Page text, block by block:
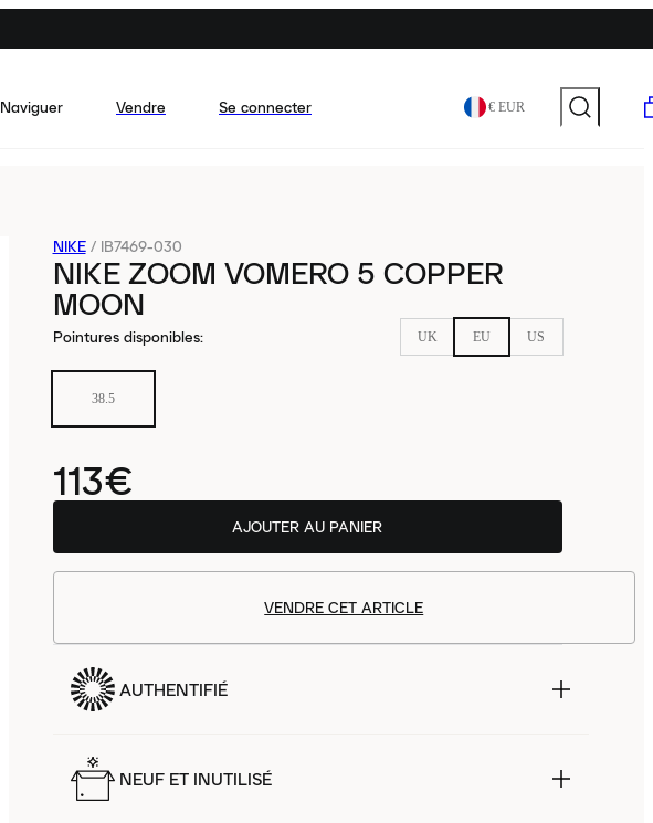
Naviguer Vendre Se connecter € EUR
NIKE / IB7469-030
NIKE ZOOM VOMERO 5 COPPER
MOON
Pointures disponibles: UK EU US
38.5
113€
AJOUTER AU PANIER
VENDRE CET ARTICLE
AUTHENTIFIÉ
NEUF ET INUTILISÉ